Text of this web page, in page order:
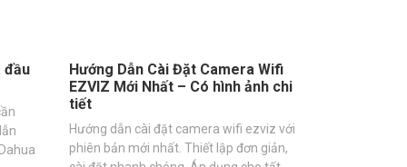
đầu
Hướng Dẫn Cài Đặt Camera Wifi
EZVIZ Mới Nhất – Có hình ảnh chi
tiết
Hướng dẫn cài đặt camera wifi ezviz với
phiên bản mới nhất. Thiết lập đơn giản,